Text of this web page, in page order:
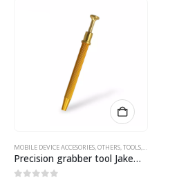
MOBILE DEVICE ACCESORIES OTHERS TOOLS
Precision grabber tool Jakemy JM-T8-11, Orange – 17631